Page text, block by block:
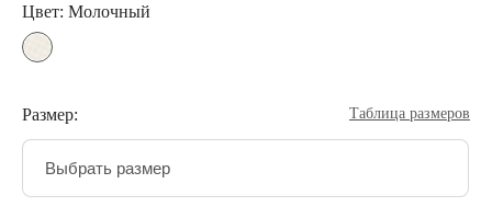
Цвет: Молочный
Размер: Таблица размеров
Выбрать размер